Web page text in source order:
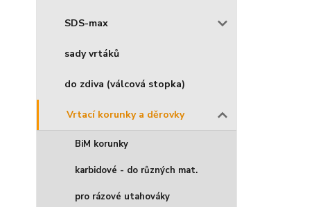
SDS-max
sady vrtáků
do zdiva (válcová stopka)
Vrtací korunky a děrovky
BiM korunky
karbidové - do různých mat.
pro rázové utahováky